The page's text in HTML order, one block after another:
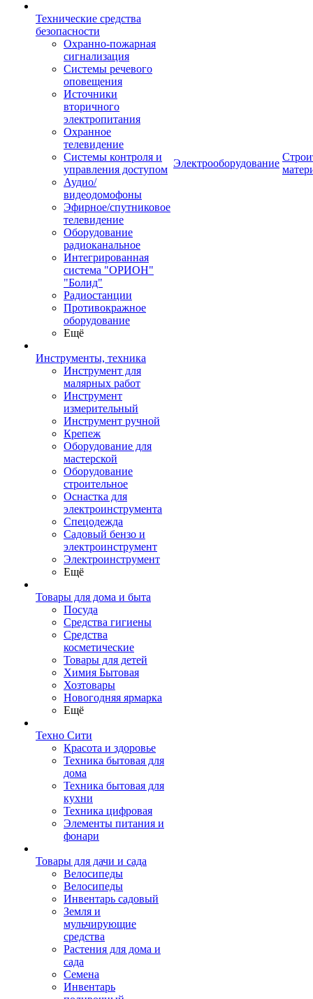
Технические средства
безопасности
Охранно-пожарная
сигнализация
Системы речевого
оповещения
Источники
вторичного
электропитания
Охранное
телевидение
Системы контроля и
управления доступом
Аудио/
видеодомофоны
Эфирное/спутниковое
телевидение
Оборудование
радиоканальное
Интегрированная
система "ОРИОН"
"Болид"
Радиостанции
Противокражное
оборудование
Ещё
Инструменты, техника
Инструмент для
малярных работ
Инструмент
измерительный
Инструмент ручной
Крепеж
Оборудование для
мастерской
Оборудование
строительное
Оснастка для
электроинструмента
Спецодежда
Садовый бензо и
электроинструмент
Электроинструмент
Ещё
Товары для дома и быта
Посуда
Средства гигиены
Средства
косметические
Товары для детей
Химия Бытовая
Хозтовары
Новогодняя ярмарка
Ещё
Техно Сити
Красота и здоровье
Техника бытовая для
дома
Техника бытовая для
кухни
Техника цифровая
Элементы питания и
фонари
Товары для дачи и сада
Велосипеды
Велосипеды
Инвентарь садовый
Земля и
мульчирующие
средства
Растения для дома и
сада
Семена
Инвентарь
Электрооборудование